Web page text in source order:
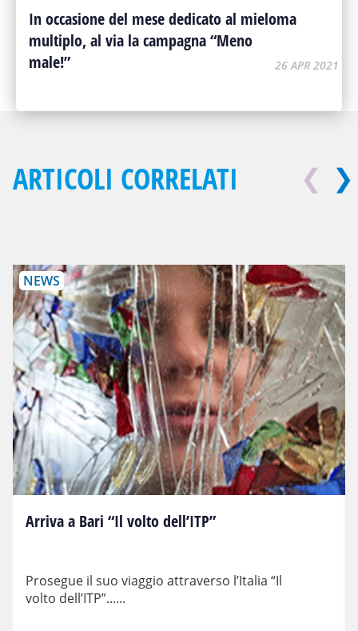
In occasione del mese dedicato al mieloma
multiplo, al via la campagna “Meno
male!”
26 APR 2021
ARTICOLI CORRELATI
NEWS
Arriva a Bari “Il volto dell’ITP”
Prosegue il suo viaggio attraverso l’Italia “Il
volto dell’ITP”......
❮ ❯